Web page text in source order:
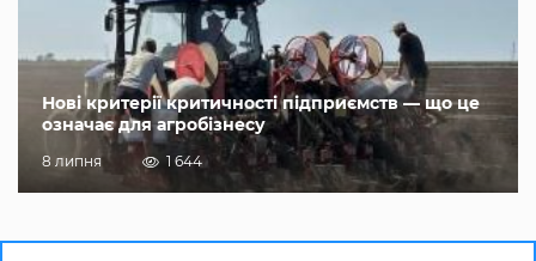
Нові критерії критичності підприємств — що це
означає для агробізнесу
8 липня 1 644